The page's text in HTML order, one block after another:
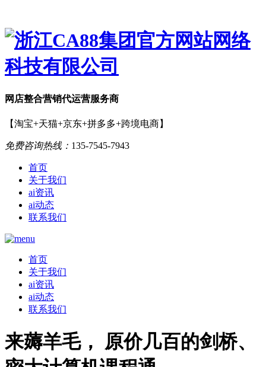
网店整合营销代运营服务商
【淘宝+天猫+京东+拼多多+跨境电商】
免费咨询热线： 135-7545-7943
首页
关于我们
ai资讯
ai动态
联系我们
首页
关于我们
ai资讯
ai动态
联系我们
来薅羊毛， 原价几百的剑桥、